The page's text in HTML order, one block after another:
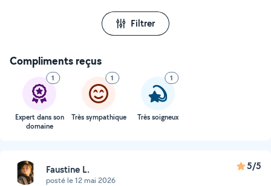
Filtrer
Compliments reçus
1
Expert dans son
domaine
1
Très sympathique
1
Très soigneux
Faustine L.
posté le 12 mai 2026
5/5